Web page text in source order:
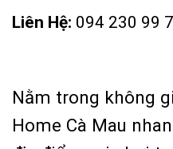
Liên Hệ: 094 230 99
Nằm trong không
Home Cà Mau